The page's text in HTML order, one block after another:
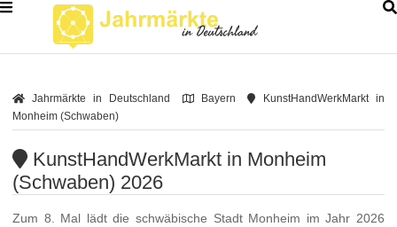
Jahrmärkte in Deutschland Bayern
KunstHandWerkMarkt in
Monheim (Schwaben)
KunstHandWerkMarkt in Monheim
(Schwaben) 2026
Zum 8. Mal lädt die schwäbische Stadt Monheim im Jahr 2026